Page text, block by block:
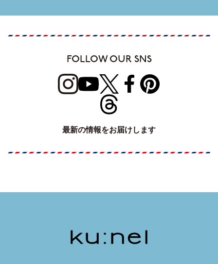
FOLLOW OUR SNS
最新の情報をお届けします